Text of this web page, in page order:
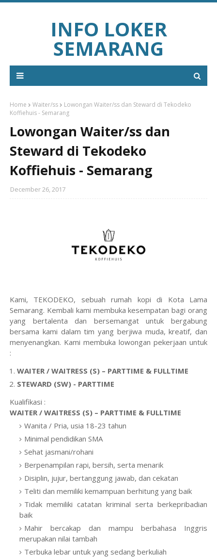
INFO LOKER
SEMARANG
Home Waiter/ss
Lowongan Waiter/ss dan Steward di Tekodeko
Koffiehuis - Semarang
Lowongan Waiter/ss dan
Steward di Tekodeko
Koffiehuis - Semarang
December 26, 2017
Kami, TEKODEKO, sebuah rumah kopi di Kota Lama
Semarang. Kembali kami membuka kesempatan bagi orang
yang bertalenta dan bersemangat untuk bergabung
bersama kami dalam tim yang berjiwa muda, kreatif, dan
menyenangkan. Kami membuka lowongan pekerjaan untuk
:
WAITER / WAITRESS (S) – PARTTIME & FULLTIME
STEWARD (SW) - PARTTIME
Kualifikasi :
WAITER / WAITRESS (S) – PARTTIME & FULLTIME
Wanita / Pria, usia 18-23 tahun
Minimal pendidikan SMA
Sehat jasmani/rohani
Berpenampilan rapi, bersih, serta menarik
Disiplin, jujur, bertanggung jawab, dan cekatan
Teliti dan memiliki kemampuan berhitung yang baik
Tidak memiliki catatan kriminal serta berkepribadian
baik
Mahir bercakap dan mampu berbahasa Inggris
merupakan nilai tambah
Terbuka lebar untuk yang sedang berkuliah